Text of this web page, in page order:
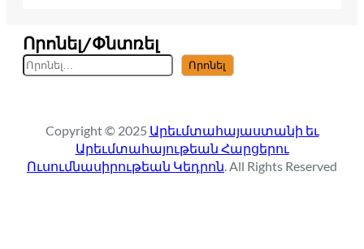
Որոնել/Փնտռել
S
e
c
h
Որոնել
Copyright © 2025 Արեւմտահայաստանի եւ
Արեւմտահայութեան Հարցերու
Ուսումնասիրութեան Կեդրոն. All Rights Reserved